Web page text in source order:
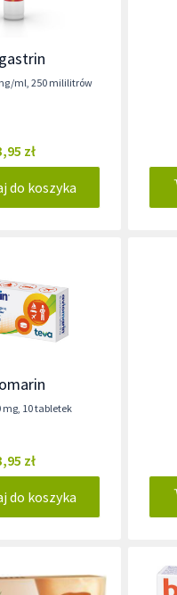
ml, 250 mililitrów
zł
do koszyka
mg, 10 tabletek
zł
do koszyka